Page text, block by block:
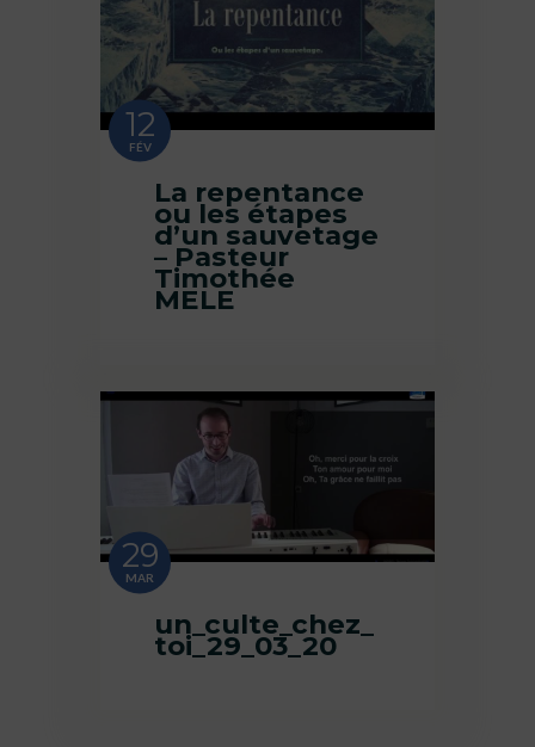
12
FÉV
La repentance
ou les étapes
d’un sauvetage
– Pasteur
Timothée
MELE
29
MAR
un_culte_chez_
toi_29_03_20